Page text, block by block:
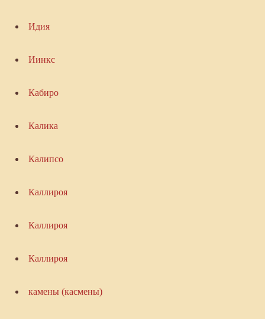
Идия
Иинкс
Кабиро
Калика
Калипсо
Каллироя
Каллироя
Каллироя
камены (касмены)